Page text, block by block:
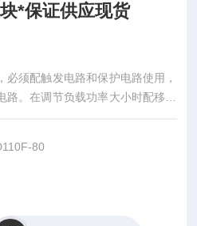
*保证供应现货
须配触发电路和保护电路使用，
。在调节负载功率大小时配移相
大小改变负载大小，整流管模块一
80